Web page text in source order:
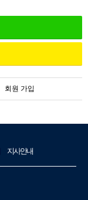
회원 가입
지사안내